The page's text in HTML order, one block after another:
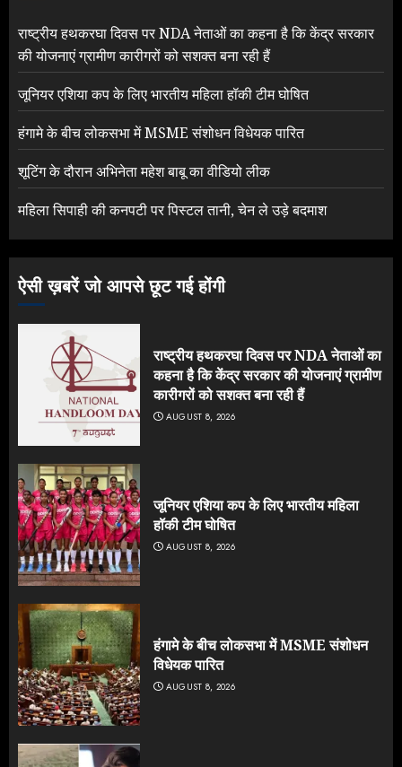
राष्ट्रीय हथकरघा दिवस पर NDA नेताओं का कहना है कि केंद्र सरकार
की योजनाएं ग्रामीण कारीगरों को सशक्त बना रही हैं
जूनियर एशिया कप के लिए भारतीय महिला हॉकी टीम घोषित
हंगामे के बीच लोकसभा में MSME संशोधन विधेयक पारित
शूटिंग के दौरान अभिनेता महेश बाबू का वीडियो लीक
महिला सिपाही की कनपटी पर पिस्टल तानी, चेन ले उड़े बदमाश
ऐसी ख़बरें जो आपसे छूट गई होंगी
राष्ट्रीय हथकरघा दिवस पर NDA नेताओं का
कहना है कि केंद्र सरकार की योजनाएं ग्रामीण
कारीगरों को सशक्त बना रही हैं
AUGUST 8, 2026
जूनियर एशिया कप के लिए भारतीय महिला
हॉकी टीम घोषित
AUGUST 8, 2026
हंगामे के बीच लोकसभा में MSME संशोधन
विधेयक पारित
AUGUST 8, 2026